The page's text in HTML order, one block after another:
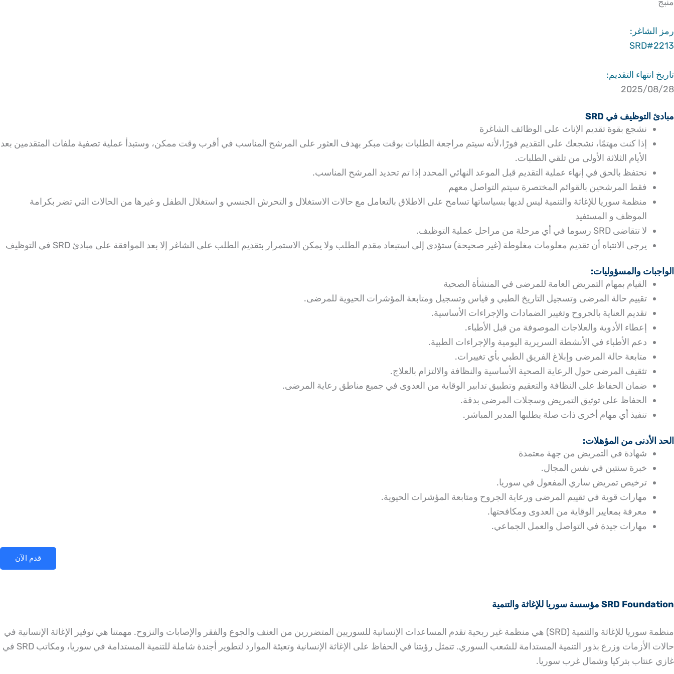
رمز الشاغر:
SRD#2213
تاريخ انتهاء التقديم:
2025/08/28
مبادئ التوظيف في SRD
نشجع بقوة تقديم الإناث على الوظائف الشاغرة
إذا كنت مهتمًا، نشجعك على التقديم فورًا،لأنه سيتم مراجعة الطلبات بوقت مبكر بهدف العثور على المرشح المناسب في أقرب وقت ممكن، وستبدأ عملية تصفية ملفات المتقدمين بعد
الأيام الثلاثة الأولى من تلقي الطلبات.
نحتفظ بالحق في إنهاء عملية التقديم قبل الموعد النهائي المحدد إذا تم تحديد المرشح المناسب.
فقط المرشحين بالقوائم المختصرة سيتم التواصل معهم
منظمة سوريا للإغاثة والتنمية ليس لديها بسياساتها تسامح على الاطلاق بالتعامل مع حالات الاستغلال و التحرش الجنسي و استغلال الطفل و غيرها من الحالات التي تضر بكرامة
الموظف و المستفيد
لا تتقاضى SRD رسوما في أي مرحلة من مراحل عملية التوظيف.
يرجى الانتباه أن تقديم معلومات مغلوطة (غير صحيحة) ستؤدي إلى استبعاد مقدم الطلب ولا يمكن الاستمرار بتقديم الطلب على الشاغر إلا بعد الموافقة على مبادئ SRD في التوظيف
الواجبات والمسؤوليات:
القيام بمهام التمريض العامة للمرضى في المنشأة الصحية
تقييم حالة المرضى وتسجيل التاريخ الطبي و قياس وتسجيل ومتابعة المؤشرات الحيوية للمرضى.
تقديم العناية بالجروح وتغيير الضمادات والإجراءات الأساسية.
إعطاء الأدوية والعلاجات الموصوفة من قبل الأطباء.
دعم الأطباء في الأنشطة السريرية اليومية والإجراءات الطبية.
متابعة حالة المرضى وإبلاغ الفريق الطبي بأي تغييرات.
تثقيف المرضى حول الرعاية الصحية الأساسية والنظافة والالتزام بالعلاج.
ضمان الحفاظ على النظافة والتعقيم وتطبيق تدابير الوقاية من العدوى في جميع مناطق رعاية المرضى.
الحفاظ على توثيق التمريض وسجلات المرضى بدقة.
تنفيذ أي مهام أخرى ذات صلة يطلبها المدير المباشر.
الحد الأدنى من المؤهلات:
شهادة في التمريض من جهة معتمدة
خبرة سنتين في نفس المجال.
ترخيص تمريض ساري المفعول في سوريا.
مهارات قوية في تقييم المرضى ورعاية الجروح ومتابعة المؤشرات الحيوية.
معرفة بمعايير الوقاية من العدوى ومكافحتها.
مهارات جيدة في التواصل والعمل الجماعي.
قدم الآن
SRD Foundation مؤسسة سوريا للإغاثة والتنمية
منظمة سوريا للإغاثة والتنمية (SRD) هي منظمة غير ربحية تقدم المساعدات الإنسانية للسوريين المتضررين من العنف والجوع والفقر والإصابات والنزوح. مهمتنا هي توفير الإغاثة الإنسانية في
حالات الأزمات وزرع بذور التنمية المستدامة للشعب السوري. تتمثل رؤيتنا في الحفاظ على الإغاثة الإنسانية وتعبئة الموارد لتطوير أجندة شاملة للتنمية المستدامة في سوريا، ومكاتب SRD في
غازي عنتاب بتركيا وشمال غرب سوريا.